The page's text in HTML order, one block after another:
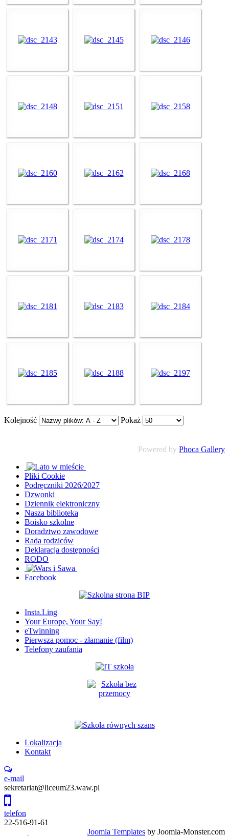
Kolejność Pokaż
Powered by Phoca Gallery
Pliki Cookie
Podręczniki 2026/2027
Dzwonki
Dziennik elektroniczny
Nasza biblioteka
Boisko szkolne
Doradztwo zawodowe
Rada rodziców
Deklaracja dostępności
RODO
Facebook
Insta.Ling
Your Europe, Your Say!
eTwinning
Pierwsza pomoc - złamanie (film)
Telefony zaufania
Lokalizacja
Kontakt
e-mail
sekretariat@liceum23.waw.pl
telefon
22-516-91-61
Joomla Templates by Joomla-Monster.com